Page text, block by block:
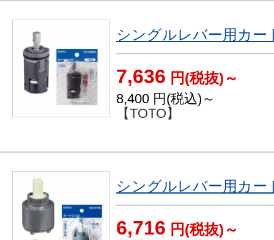
シングルレバー用カー
7,636 円(税抜)～
8,400 円(税込)～
【TOTO】
シングルレバー用カー
6,716 円(税抜)～